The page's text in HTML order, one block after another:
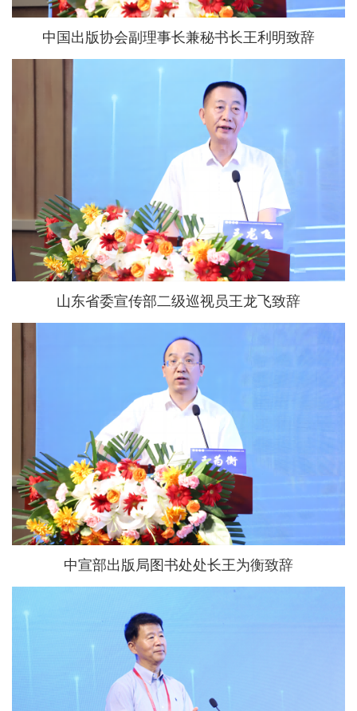
中国出版协会副理事长兼秘书长王利明致辞
山东省委宣传部二级巡视员王龙飞致辞
中宣部出版局图书处处长王为衡致辞